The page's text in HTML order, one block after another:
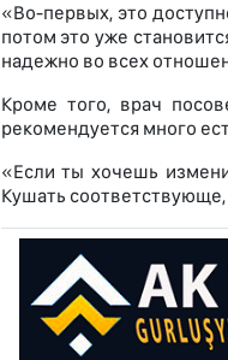
«Во-первых, это
потом это уже
надежно во всех
Кроме того, врач
рекомендуется много
«Если ты хочешь
Кушать соответствующе,